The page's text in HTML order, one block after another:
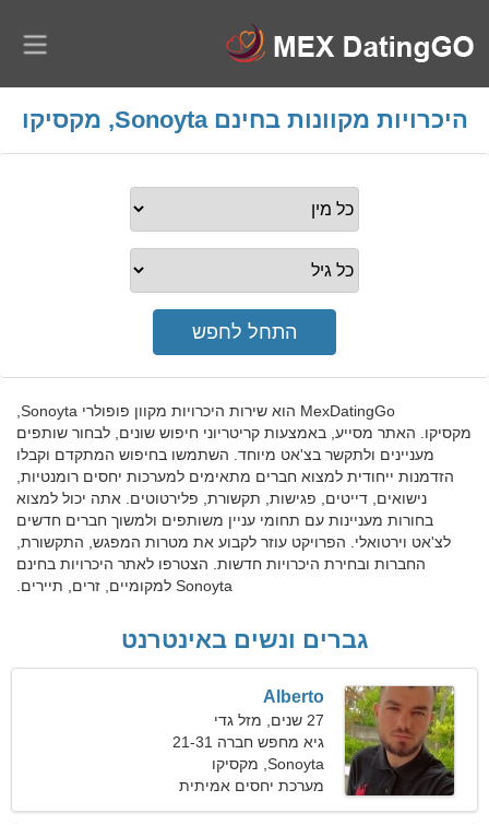
היכרויות מקוונות בחינם Sonoyta, מקסיקו
מקסיקו. האתר מסייע, באמצעות קריטריוני חיפוש שונים, לבחור שותפים
מעניינים ולתקשר בצ'אט מיוחד. השתמשו בחיפוש המתקדם וקבלו
הזדמנות ייחודית למצוא חברים מתאימים למערכות יחסים רומנטיות,
נישואים, דייטים, פגישות, תקשורת, פלירטוטים. אתה יכול למצוא
בחורות מעניינות עם תחומי עניין משותפים ולמשוך חברים חדשים
לצ'אט וירטואלי. הפרויקט עוזר לקבוע את מטרות המפגש, התקשורת,
החברות ובחירת היכרויות חדשות. הצטרפו לאתר היכרויות בחינם
Sonoyta למקומיים, זרים, תיירים.
גברים ונשים באינטרנט
Alberto
27 שנים, מזל גדי
גיא מחפש חברה 21-31
Sonoyta, מקסיקו
מערכת יחסים אמיתית